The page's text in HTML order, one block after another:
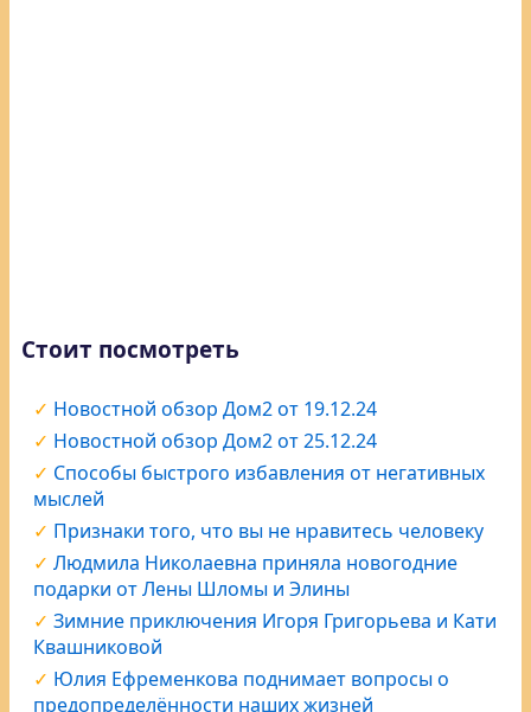
Стоит посмотреть
Новостной обзор Дом2 от 19.12.24
Новостной обзор Дом2 от 25.12.24
Способы быстрого избавления от негативных
мыслей
Признаки того, что вы не нравитесь человеку
Людмила Николаевна приняла новогодние
подарки от Лены Шломы и Элины
Зимние приключения Игоря Григорьева и Кати
Квашниковой
Юлия Ефременкова поднимает вопросы о
предопределённости наших жизней